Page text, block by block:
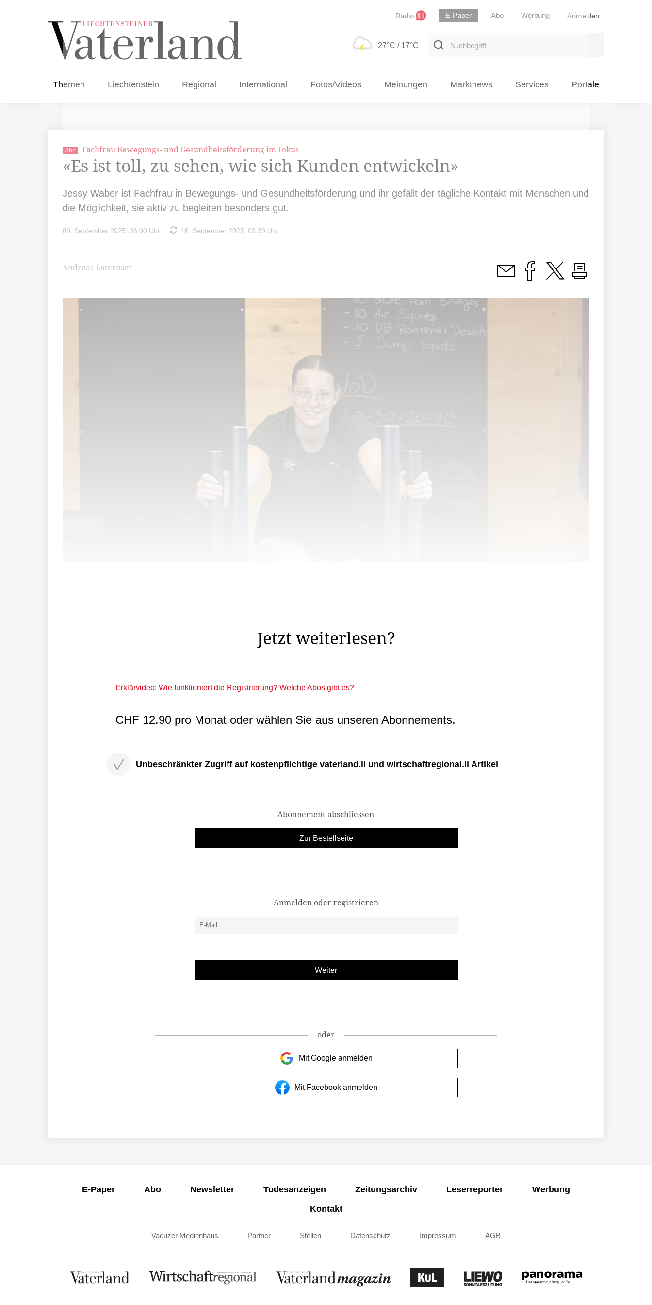
Radio E-Paper Abo Werbung Anmelden
27°C / 17°C
Suchbegriff
Themen Liechtenstein Regional International Fotos/Videos Meinungen Marktnews Services Portale
Abo Fachfrau Bewegungs- und Gesundheitsförderung im Fokus
«Es ist toll, zu sehen, wie sich Kunden entwickeln»
Jessy Waber ist Fachfrau in Bewegungs- und Gesundheitsförderung und ihr gefällt der tägliche Kontakt mit Menschen und
die Möglichkeit, sie ­aktiv zu begleiten besonders gut.
09. September 2025, 06:00 Uhr 16. September 2025, 03:39 Uhr
Andreas Laternser
Jetzt weiterlesen?
Erklärvideo: Wie funktioniert die Registrierung? Welche Abos gibt es?
CHF 12.90 pro Monat oder wählen Sie aus unseren Abonnements.
Unbeschränkter Zugriff auf kostenpflichtige vaterland.li und wirtschaftregional.li Artikel
Abonnement abschliessen
Zur Bestellseite
Anmelden oder registrieren
oder
Mit Google anmelden
Mit Facebook anmelden
E-Paper Abo Newsletter Todesanzeigen Zeitungsarchiv Leserreporter
Werbung
Kontakt
Vaduzer Medienhaus Partner Stellen Datenschutz Impressum AGB